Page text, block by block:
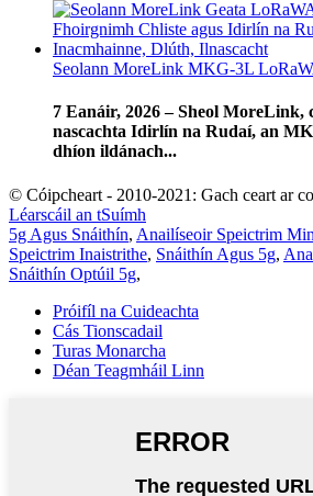
Seolann MoreLink MKG-3L
7 Eanáir, 2026 – Sheol MoreLink,
nascachta Idirlín na Rudaí, an
dhíon ildánach...
© Cóipcheart - 2010-2021: Gach ceart ar
Léarscáil an tSuímh
5g Agus Snáithín, Anailíseoir Speictrim
Speictrim Inaistrithe, Snáithín Agus 5g,
Snáithín Optúil 5g,
Próifíl na Cuideachta
Cás Tionscadail
Turas Monarcha
Déan Teagmháil Linn